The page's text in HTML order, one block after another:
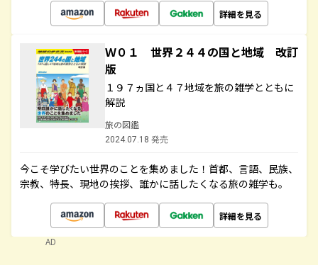
詳細を見る
Ｗ０１ 世界２４４の国と地域 改訂
版
１９７ヵ国と４７地域を旅の雑学とともに
解説
旅の図鑑
2024.07.18 発売
今こそ学びたい世界のことを集めました！首都、言語、民族、
宗教、特長、現地の挨拶、誰かに話したくなる旅の雑学も。
詳細を見る
AD